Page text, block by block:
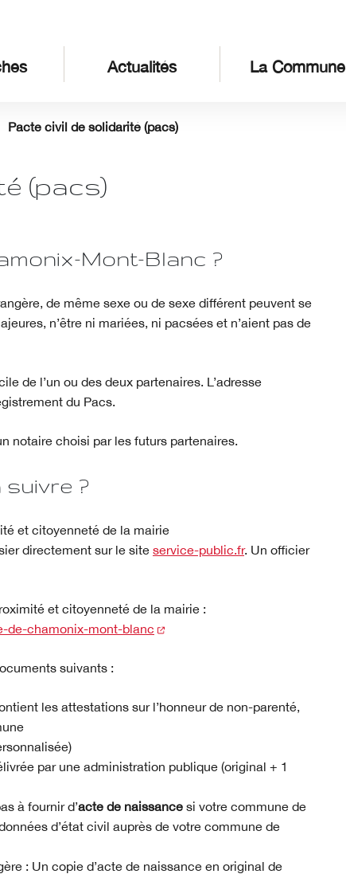
Actualités La Commune
Pacte civil de solidarité (pacs)
(pacs)
Mont-Blanc ?
de même sexe ou de sexe différent peuvent se
n’être ni mariées, ni pacsées et n’aient pas de
de l’un ou des deux partenaires. L’adresse
du Pacs.
notaire choisi par les futurs partenaires.
?
et citoyenneté de la mairie
directement sur le site service-public.fr. Un officier
et citoyenneté de la mairie :
de-chamonix-mont-blanc
(nouvelle fenêtre)
suivants :
les attestations sur l’honneur de non-parenté,
par une administration publique (original + 1
à fournir d’acte de naissance si votre commune de
d’état civil auprès de votre commune de
: Un copie d’acte de naissance en original de